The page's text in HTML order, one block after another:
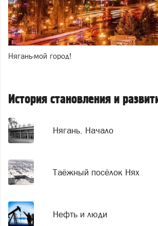
Нягань-мой город!
История становления и
Нягань. Начало
Таёжный посёлок Нях
Нефть и люди